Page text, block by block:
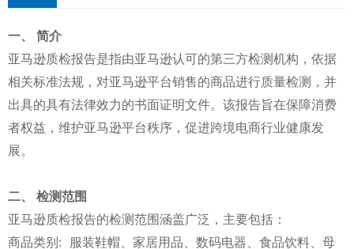
一、 简介
亚马逊质检报告是指由亚马逊认可的第三方检测机构，依据
相关标准法规，对亚马逊平台销售的商品进行质量检测，并
出具的具有法律效力的书面证明文件。该报告旨在保障消费
者权益，维护亚马逊平台秩序，促进跨境电商行业健康发
展。
二、 检测范围
亚马逊质检报告的检测范围涵盖广泛，主要包括：
商品类别: 服装鞋帽、家居用品、数码电器、食品饮料、母